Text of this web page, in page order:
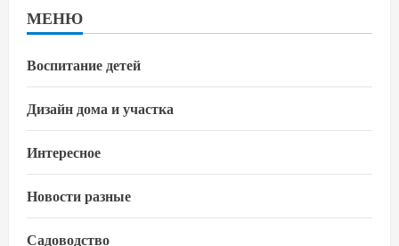
МЕНЮ
Воспитание детей
Дизайн дома и участка
Интересное
Новости разные
Садоводство